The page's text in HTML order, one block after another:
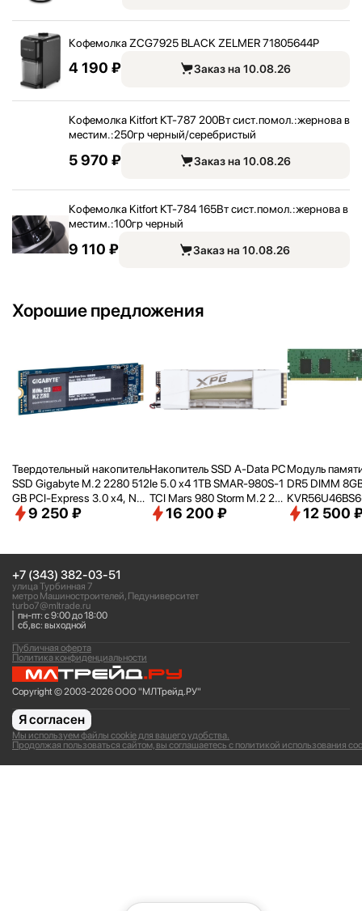
Кофемолка ZCG7925 BLACK ZELMER 71805644P
4 190 ₽ Заказ на 10.08.26
Кофемолка Kitfort КТ-787 200Вт сист.помол.:жернова в
местим.:250гр черный/серебристый
5 970 ₽ Заказ на 10.08.26
Кофемолка Kitfort КТ-784 165Вт сист.помол.:жернова в
местим.:100гр черный
9 110 ₽ Заказ на 10.08.26
Хорошие предложения
Твердотельный накопитель
SSD Gigabyte M.2 2280 512
GB PCI-Express 3.0 x4, NV
Me 1.3 (G3NVME512G)
9 250 ₽
Накопитель SSD A-Data PC
Ie 5.0 x4 1TB SMAR-980S-1
TCI Mars 980 Storm M.2 22
80 16 200 ₽
Модуль
DR5 DIMM
RTL PC5-
12 500
+7 (343) 382-03-51
улица Турбинная 7
метро Машиностроителей, Педуниверситет
turbo7@mltrade.ru
пн-пт: с 9:00 до 18:00
сб,вс: выходной
Copyright © 2003-2026 ООО "МЛТрейд.РУ"
Политика конфиденциальности
Публичная оферта
Мы используем файлы cookie для вашего удобства.
Продолжая пользоваться сайтом, вы соглашаетесь с политикой использования
Я согласен